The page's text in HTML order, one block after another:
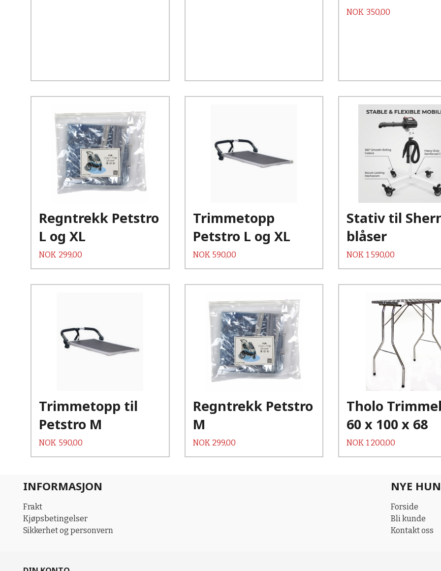
Pris
NOK 350,00
Regntrekk Petstro
L og XL
Pris
NOK 299,00
Kjøp
Les mer
Trimmetopp
Petstro L og XL
Pris
NOK 590,00
Kjøp
Stativ til
blåser
Pris
NOK 1 590,00
Kjøp
Les mer
Trimmetopp til
Petstro M
Pris
NOK 590,00
Kjøp
Regntrekk Petstro
M
Pris
NOK 299,00
Kjøp
Les mer
Tholo
60 x 100 x 68
Pris
NOK 1 200,00
INFORMASJON
Frakt
Kjøpsbetingelser
Sikkerhet og personvern
NYE
Forside
Bli kunde
Kontakt oss